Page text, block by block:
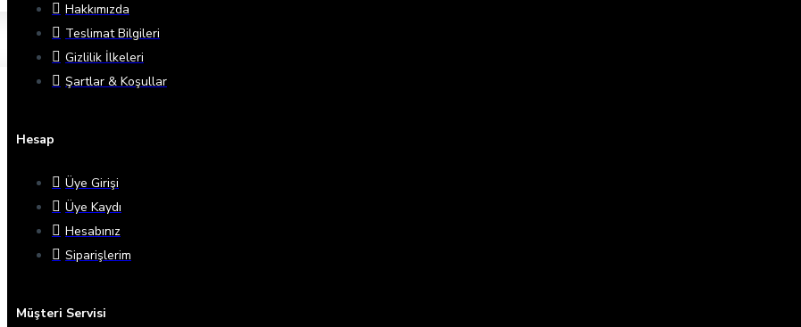
Hakkımızda
Teslimat Bilgileri
Gizlilik İlkeleri
Şartlar & Koşullar
Hesap
Üye Girişi
Üye Kaydı
Hesabınız
Siparişlerim
Müşteri Servisi